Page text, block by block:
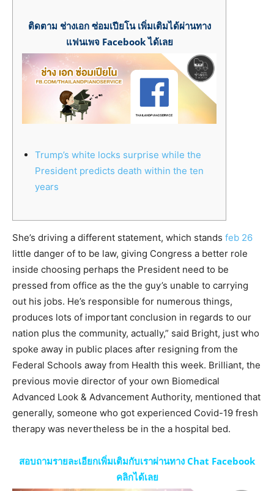
ติดตาม ช่างเอก ซ่อมเปียโน เพิ่มเติมได้ผ่านทาง
แฟนเพจ Facebook ได้เลย
Trump’s white locks surprise while the
President predicts death within the ten
years
She’s driving a different statement, which stands feb 26
little danger of to be law, giving Congress a better role
inside choosing perhaps the President need to be
pressed from office as the the guy’s unable to carrying
out his jobs. He’s responsible for numerous things,
produces lots of important conclusion in regards to our
nation plus the community, actually,” said Bright, just who
spoke away in public places after resigning from the
Federal Schools away from Health this week. Brilliant, the
previous movie director of your own Biomedical
Advanced Look & Advancement Authority, mentioned that
generally, someone who got experienced Covid-19 fresh
therapy was nevertheless be in the a hospital bed.
สอบถามรายละเอียกเพิ่มเติมกับเราผ่านทาง Chat Facebook
คลิกได้เลย